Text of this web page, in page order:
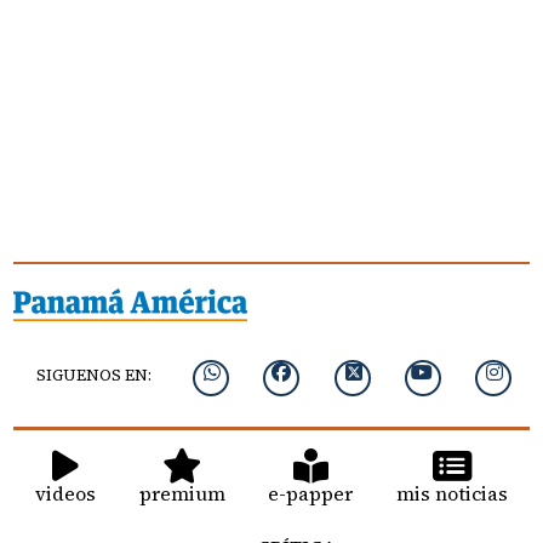
SIGUENOS EN:
videos premium e-papper mis noticias